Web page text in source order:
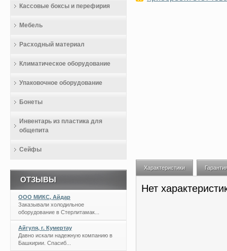
Характеристики
Нет
Кассовые боксы и перефирия
Мебель
Расходный материал
Климатическое оборудование
Упаковочное оборудование
Бонеты
Инвентарь из пластика для
общепита
Сейфы
ОТЗЫВЫ
ООО МИКС, Айдар
Заказывали холодильное
оборудование в Стерлитамак...
Айгуля, г. Кумертау
Давно искали надежную компанию в
Башкирии. Спасиб...